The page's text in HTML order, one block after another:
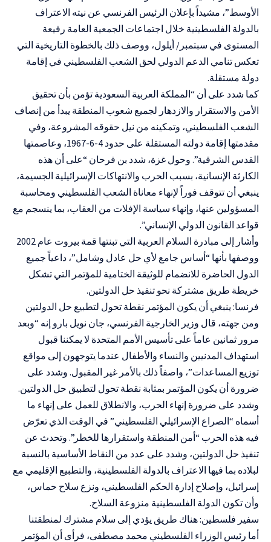
الأوسط”، مشيداً بإعلان الرئيس الفرنسي عن نيته الاعتراف
بالدولة الفلسطينية خلال اجتماعات الجمعية العامة رفيعة
المستوى في سبتمبر/ أيلول، ووصف ذلك بالخطوة التاريخية التي
تعكس تنامي الدعم الدولي لحق الشعب الفلسطيني في إقامة
دولة مستقلة.
كما شدد على أن “المملكة العربية السعودية تؤمن بأن تحقيق
الأمن والاستقرار والازدهار لجميع شعوب المنطقة يبدأ من إنصاف
الشعب الفلسطيني، وتمكينه من نيل حقوقه المشروعة، وفي
مقدمتها إقامة دولته المستقلة على حدود 4-6-1967، وعاصمتها
القدس الشرقية”. وحول غزة، شدد بن فرحان “على أن هذه
الكارثة الإنسانية، بسبب الحرب والانتهاكات الإسرائيلية الجسيمة،
ينبغي أن تتوقف فوراً لإنهاء معاناة الشعب الفلسطيني ومحاسبة
المسؤولين عنها، وإنهاء سياسة الإفلات من العقاب، بما ينسجم مع
قواعد القانون الدولي الإنساني”.
وأشار إلى مبادرة السلام العربية التي تبنتها قمة بيروت عام 2002
ووصفها بأنها “أساس جامع لأي حل عادل وشامل”، داعياً جميع
الدول الحاضرة للانضمام للوثيقة الختامية للمؤتمر التي تشكل
خريطة طريق مشتركة نحو تنفيذ حل الدولتين.
فرنسا: ينبغي أن يكون المؤتمر نقطة تحول لتطبيع حل الدولتين
ومن جهته، قال وزير الخارجية الفرنسي، جان نويل بارو إنه “وبعد
مرور ثمانين عاماً على تأسيس الأمم المتحدة لا يمكننا قبول
استهداف المدنيين والنساء والأطفال عندما يتوجهون إلى مواقع
توزيع المساعدات”، واصفاً ذلك بالأمر غير المقبول. وشدد على
ضرورة أن يكون المؤتمر بمثابة نقطة تحول لتطبيق حل الدولتين.
وشدد على ضرورة إنهاء الحرب، والانطلاق للعمل على إنهاء ما
أسماه “الصراع الإسرائيلي الفلسطيني” في الوقت الذي تعرّض
فيه هذه الحرب “أمن المنطقة واستقرارها للخطر”. وتحدث عن
تنفيذ حل الدولتين، وشدد على عدد من النقاط الأساسية بالنسبة
لبلاده بما فيها الاعتراف بالدولة الفلسطينية، والتطبيع الإقليمي مع
إسرائيل، وإصلاح إدارة الحكم الفلسطيني، ونزع سلاح حماس،
وأن تكون الدولة الفلسطينية منزوعة السلاح.
سفير فلسطين: هناك طريق يؤدي إلى سلام مشترك لمنطقتنا
أما رئيس الوزراء الفلسطيني محمد مصطفى، فرأى أن المؤتمر